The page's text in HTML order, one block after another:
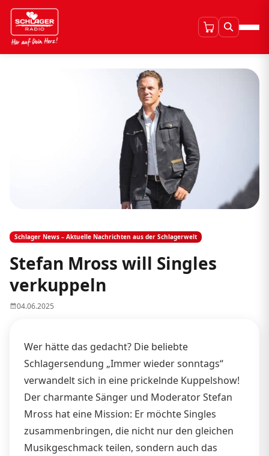
Schlager News – Aktuelle Nachrichten aus der Schlagerwelt
Stefan Mross will Singles
verkuppeln
04.06.2025
Wer hätte das gedacht? Die beliebte
Schlagersendung „Immer wieder sonntags“
verwandelt sich in eine prickelnde Kuppelshow!
Der charmante Sänger und Moderator Stefan
Mross hat eine Mission: Er möchte Singles
zusammenbringen, die nicht nur den gleichen
Musikgeschmack teilen, sondern auch das